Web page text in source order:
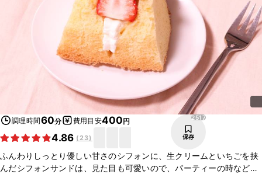
調理時間60分 費用目安400円
4.86 (23)
2517
保存
ふんわりしっとり優しい甘さのシフォンに、生クリームといちごを挟
んだシフォンサンドは、見た目も可愛いので、パーティーの時などに